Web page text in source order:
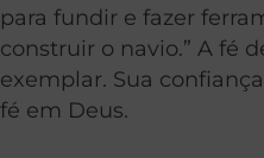
para fundir e fazer
construir o navio.” A fé
exemplar. Sua
fé em Deus.